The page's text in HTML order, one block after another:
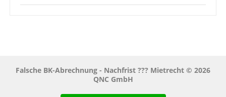
Falsche BK-Abrechnung - Nachfrist ??? Mietrecht © 2026
QNC GmbH